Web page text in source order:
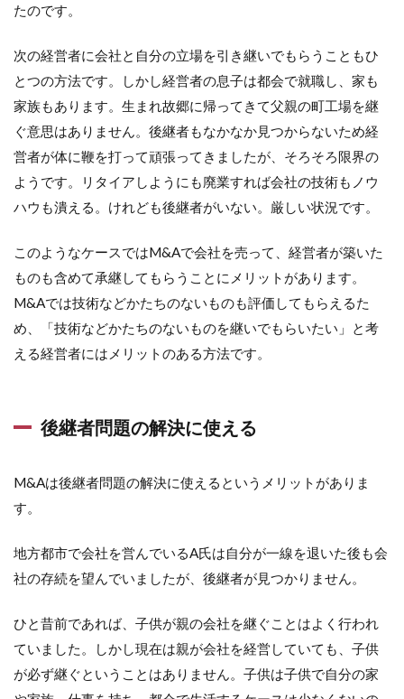
たのです。
次の経営者に会社と自分の立場を引き継いでもらうこともひ
とつの方法です。しかし経営者の息子は都会で就職し、家も
家族もあります。生まれ故郷に帰ってきて父親の町工場を継
ぐ意思はありません。後継者もなかなか見つからないため経
営者が体に鞭を打って頑張ってきましたが、そろそろ限界の
ようです。リタイアしようにも廃業すれば会社の技術もノウ
ハウも潰える。けれども後継者がいない。厳しい状況です。
このようなケースではM&Aで会社を売って、経営者が築いた
ものも含めて承継してもらうことにメリットがあります。
M&Aでは技術などかたちのないものも評価してもらえるた
め、「技術などかたちのないものを継いでもらいたい」と考
える経営者にはメリットのある方法です。
後継者問題の解決に使える
M&Aは後継者問題の解決に使えるというメリットがありま
す。
地方都市で会社を営んでいるA氏は自分が一線を退いた後も会
社の存続を望んでいましたが、後継者が見つかりません。
ひと昔前であれば、子供が親の会社を継ぐことはよく行われ
ていました。しかし現在は親が会社を経営していても、子供
が必ず継ぐということはありません。子供は子供で自分の家